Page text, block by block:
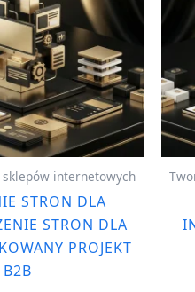
internetowych
STRON DLA
STRON DLA
PROJEKT
B2B